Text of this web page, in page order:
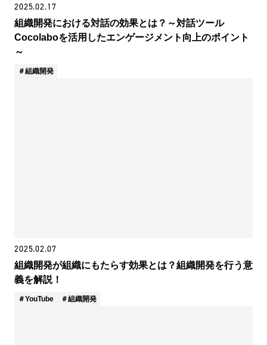
2025.02.17
組織開発における対話の効果とは？～対話ツール
Cocolaboを活用したエンゲージメント向上のポイント
～
組織開発
2025.02.07
組織開発が組織にもたらす効果とは？組織開発を行う意
義を解説！
YouTube 組織開発